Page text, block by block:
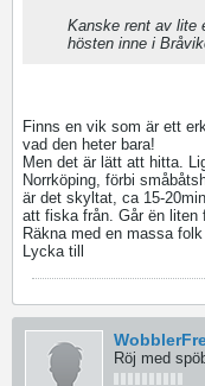
Kanske rent av lite
hösten inne i
Finns en vik som är ett
vad den heter bara!
Men det är lätt att hitta.
Norrköping, förbi
är det skyltat, ca 15-
att fiska från. Går ën liten
Räkna med en massa
Lycka till
Röj med